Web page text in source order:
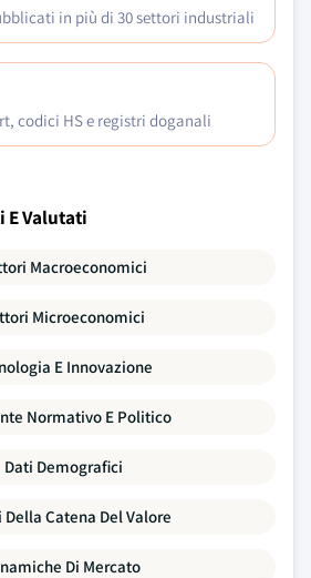
in più di 30 settori industriali
codici HS e registri doganali
E Valutati
Macroeconomici
Microeconomici
E Innovazione
Normativo E Politico
Dati Demografici
Della Catena Del Valore
Di Mercato